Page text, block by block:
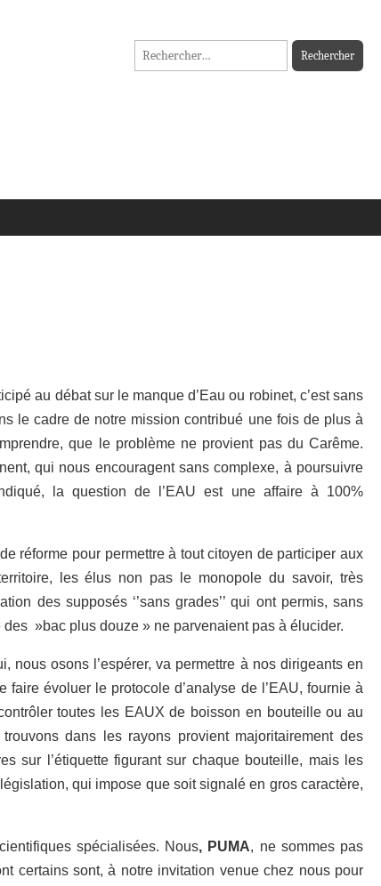
Rechercher :
au débat sur le manque d’Eau ou robinet, c’est sans
le cadre de notre mission contribué une fois de plus à
que le problème ne provient pas du Carême.
qui nous encouragent sans complexe, à poursuivre
la question de l’EAU est une affaire à 100%
réforme pour permettre à tout citoyen de participer aux
les élus non pas le monopole du savoir, très
des supposés ‘’sans grades’’ qui ont permis, sans
»bac plus douze » ne parvenaient pas à élucider.
nous osons l’espérer, va permettre à nos dirigeants en
faire évoluer le protocole d’analyse de l’EAU, fournie à
toutes les EAUX de boisson en bouteille ou au
dans les rayons provient majoritairement des
sur l’étiquette figurant sur chaque bouteille, mais les
qui impose que soit signalé en gros caractère,
spécialisées. Nous, PUMA, ne sommes pas
certains sont, à notre invitation venue chez nous pour